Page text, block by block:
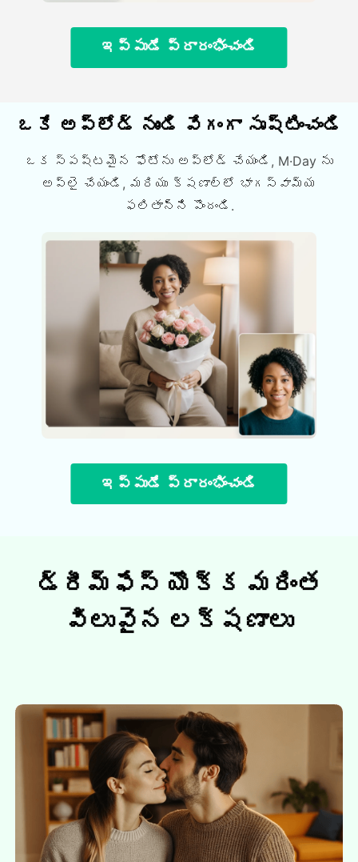
ఇప్పుడే ప్రారంభించండి
ఒకే అప్లోడ్ నుండి వేగంగా సృష్టించండి
ఒక స్పష్టమైన ఫోటోను అప్లోడ్ చేయండి, M·Day ను
అప్లై చేయండి, మరియు క్షణాల్లో భాగస్వామ్య
ఫలితాన్ని పొందండి.
ఇప్పుడే ప్రారంభించండి
డ్రీమ్ఫేస్ యొక్క మరింత
విలువైన లక్షణాలు